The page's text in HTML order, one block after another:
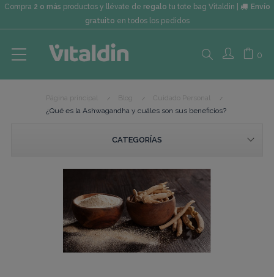
Compra 2 o más productos y llévate de regalo tu tote bag Vitaldin |
Envío
gratuito en todos los pedidos
Search
here...
0
¿Qué es la Ashwagandha y cuáles son sus beneficios?
CATEGORÍAS